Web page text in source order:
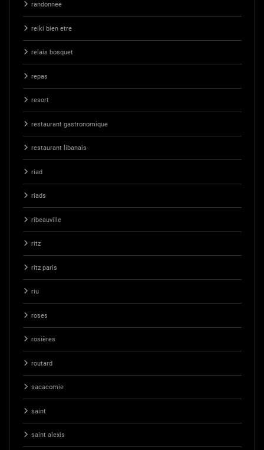
randonnee
reiki bien etre
relais bosquet
repas
resort
restaurant gastronomique
restaurant libanais
riad
riads
ribeauville
ritz
ritz paris
riu
roses
rosières
routard
sacacomie
saint
saint alexis